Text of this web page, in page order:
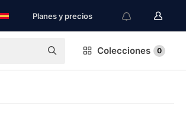
Planes y precios
Colecciones 0